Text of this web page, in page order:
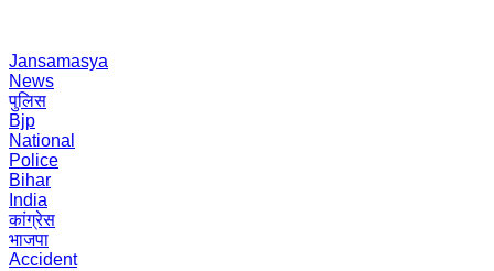
Jansamasya
News
पुलिस
Bjp
National
Police
Bihar
India
कांग्रेस
भाजपा
Accident